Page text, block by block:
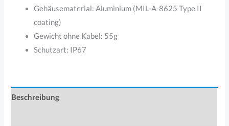
Gehäusematerial: Aluminium (MIL-A-8625 Type II
coating)
Gewicht ohne Kabel: 55g
Schutzart: IP67
Beschreibung